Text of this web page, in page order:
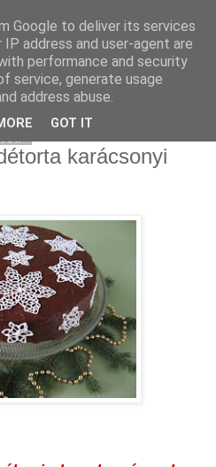
karácsonyi
Google to deliver its services
address and user-agent are
performance and security
service, generate usage
address abuse.
GOT IT